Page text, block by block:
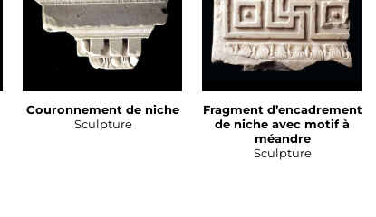
Couronnement de niche
Sculpture
Fragment d’encadrement
de niche avec motif à
méandre
Sculpture